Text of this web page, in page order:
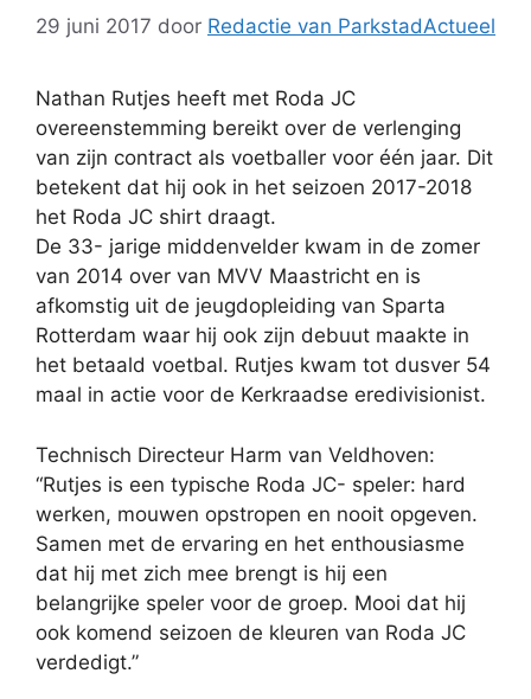
29 juni 2017 door Redactie van ParkstadActueel
Nathan Rutjes heeft met Roda JC
overeenstemming bereikt over de verlenging
van zijn contract als voetballer voor één jaar. Dit
betekent dat hij ook in het seizoen 2017-2018
het Roda JC shirt draagt.
De 33- jarige middenvelder kwam in de zomer
van 2014 over van MVV Maastricht en is
afkomstig uit de jeugdopleiding van Sparta
Rotterdam waar hij ook zijn debuut maakte in
het betaald voetbal. Rutjes kwam tot dusver 54
maal in actie voor de Kerkraadse eredivisionist.
Technisch Directeur Harm van Veldhoven:
“Rutjes is een typische Roda JC- speler: hard
werken, mouwen opstropen en nooit opgeven.
Samen met de ervaring en het enthousiasme
dat hij met zich mee brengt is hij een
belangrijke speler voor de groep. Mooi dat hij
ook komend seizoen de kleuren van Roda JC
verdedigt.”